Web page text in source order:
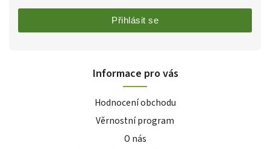
Přihlásit se
Informace pro vás
Hodnocení obchodu
Věrnostní program
O nás